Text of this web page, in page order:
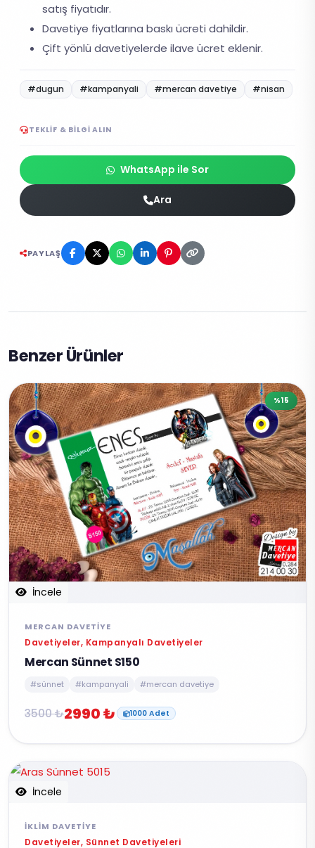
satış fiyatıdır.
Davetiye fiyatlarına baskı ücreti dahildir.
Çift yönlü davetiyelerde ilave ücret eklenir.
#dugun #kampanyali #mercan davetiye #nisan
TEKLIF & BILGI ALIN
WhatsApp ile Sor
Ara
PAYLAŞ
Benzer Ürünler
İncele
%15
MERCAN DAVETIYE
Davetiyeler, Kampanyalı Davetiyeler
Mercan Sünnet S150
#sünnet #kampanyali #mercan davetiye
3500 ₺2990 ₺ 1000 Adet
İncele
İKLIM DAVETIYE
Davetiyeler, Sünnet Davetiyeleri